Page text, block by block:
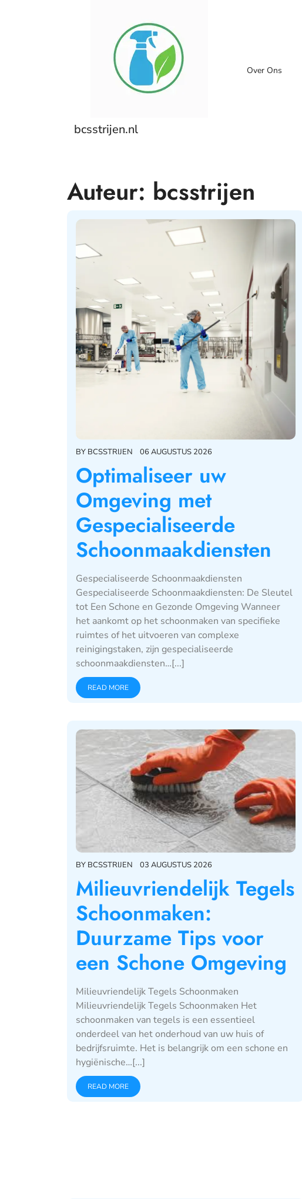
bcsstrijen.nl
Over Ons
Auteur: bcsstrijen
BY BCSSTRIJEN 06 AUGUSTUS 2026
Optimaliseer uw
Omgeving met
Gespecialiseerde
Schoonmaakdiensten
Gespecialiseerde Schoonmaakdiensten
Gespecialiseerde Schoonmaakdiensten: De Sleutel
tot Een Schone en Gezonde Omgeving Wanneer
het aankomt op het schoonmaken van specifieke
ruimtes of het uitvoeren van complexe
reinigingstaken, zijn gespecialiseerde
schoonmaakdiensten…[...]
READ MORE
BY BCSSTRIJEN 03 AUGUSTUS 2026
Milieuvriendelijk Tegels
Schoonmaken:
Duurzame Tips voor
een Schone Omgeving
Milieuvriendelijk Tegels Schoonmaken
Milieuvriendelijk Tegels Schoonmaken Het
schoonmaken van tegels is een essentieel
onderdeel van het onderhoud van uw huis of
bedrijfsruimte. Het is belangrijk om een schone en
hygiënische…[...]
READ MORE